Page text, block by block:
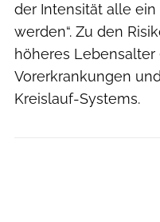
der Intensität alle
werden“. Zu den
höheres Lebensalter
Vorerkrankungen
Kreislauf-Systems.